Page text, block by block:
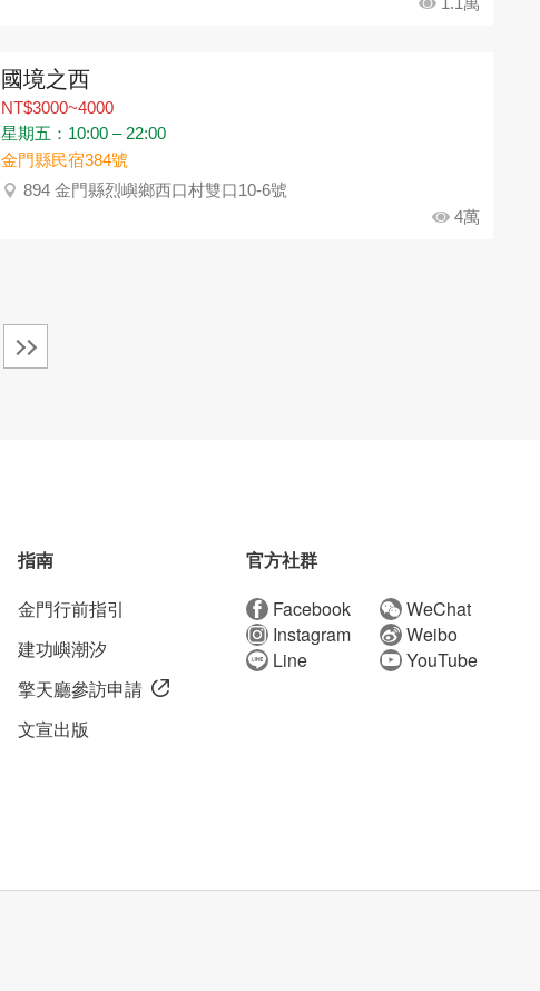
國境之西
NT$3000~4000
星期五：10:00 – 22:00
金門縣民宿384號
894 金門縣烈嶼鄉西口村雙口10-6號
4萬
指南
金門行前指引
建功嶼潮汐
擎天廳參訪申請
文宣出版
官方社群
Facebook
WeChat
Instagram
Weibo
Line
YouTube